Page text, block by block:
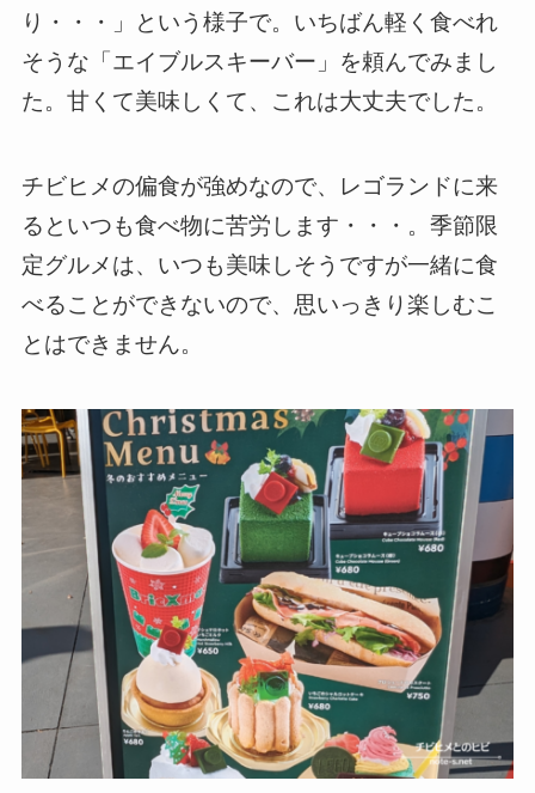
り・・・」という様子で。いちばん軽く食べれ
そうな「エイブルスキーバー」を頼んでみまし
た。甘くて美味しくて、これは大丈夫でした。
チビヒメの偏食が強めなので、レゴランドに来
るといつも食べ物に苦労します・・・。季節限
定グルメは、いつも美味しそうですが一緒に食
べることができないので、思いっきり楽しむこ
とはできません。